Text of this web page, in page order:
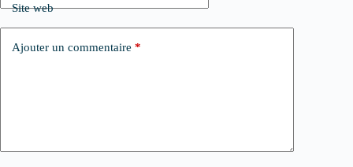
Site web
Ajouter un commentaire *